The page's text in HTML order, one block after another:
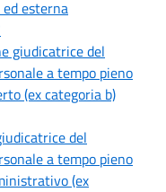
esterna
giudicatrice del
a tempo pieno
(ex categoria b)
del
a tempo pieno
(ex